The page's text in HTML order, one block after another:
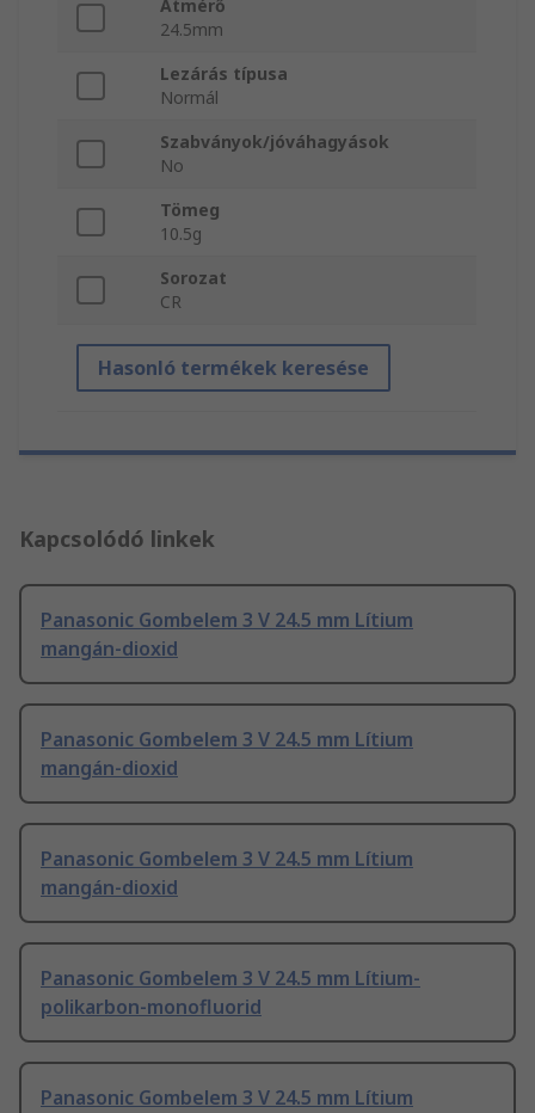
Átmérő
24.5mm
Lezárás típusa
Normál
Szabványok/jóváhagyások
No
Tömeg
10.5g
Sorozat
CR
Hasonló termékek keresése
Kapcsolódó linkek
Panasonic Gombelem 3 V 24.5 mm Lítium
mangán-dioxid
Panasonic Gombelem 3 V 24.5 mm Lítium
mangán-dioxid
Panasonic Gombelem 3 V 24.5 mm Lítium
mangán-dioxid
Panasonic Gombelem 3 V 24.5 mm Lítium-
polikarbon-monofluorid
Panasonic Gombelem 3 V 24.5 mm Lítium